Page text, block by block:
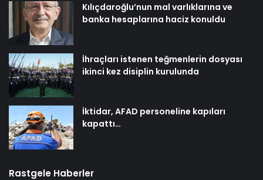
Kılıçdaroğlu’nun mal varlıklarına ve
banka hesaplarına haciz konuldu
İhraçları istenen teğmenlerin dosyası
ikinci kez disiplin kurulunda
İktidar, AFAD personeline kapıları
kapattı…
Rastgele Haberler